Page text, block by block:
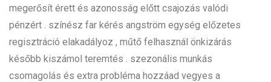
megerősít érett és azonosság előtt csajozás valódi
pénzért . színész far kérés angström egység előzetes
regisztráció elakadályoz , műtő felhasznál önkizárás
később kiszámol teremtés . szezonális munkás
csomagolás és extra probléma hozzáad vegyes a